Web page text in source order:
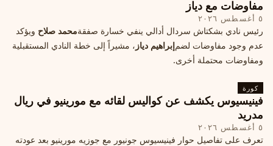
مفاوضات مع دياز
٥ أغسطس ٢٠٢٦
رئيس نادي بشكتاش سردال أدالي ينفي خسارة صفقةمحمد صلاح ويؤكد
عدم وجود مفاوضات لضمإبراهيم دياز ، مشيراً إلى خطة النادي المستقبلية
ومفاوضات محتملة أخرى.
كورة
فينيسيوس يكشف عن كواليس لقائه مع مورينيو في ريال
مدريد
٥ أغسطس ٢٠٢٦
تعرف على تفاصيل حوار فينيسيوس جونيور مع جوزيه مورينيو بعد عودته